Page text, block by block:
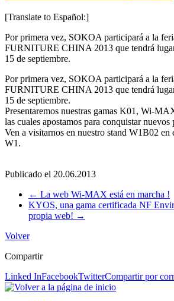
[Translate to Español:]
Por primera vez, SOKOA participará a la
FURNITURE CHINA 2013 que tendrá
15 de septiembre.
Por primera vez, SOKOA participará a la
FURNITURE CHINA 2013 que tendrá
15 de septiembre.
Presentaremos nuestras gamas K01, Wi-
las cuales apostamos para conquistar nuevos
Ven a visitarnos en nuestro stand W1B02 en
W1.
Publicado el 20.06.2013
← La web Wi-MAX está en marcha !
KYOS, una gama certificada NF
propia web! →
Volver
Compartir
Linked InFacebookTwitterCompartir por